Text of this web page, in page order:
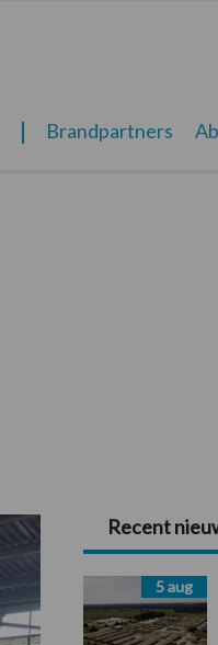
Brandpartners
Primaire
Sidebar
Recent
5 aug